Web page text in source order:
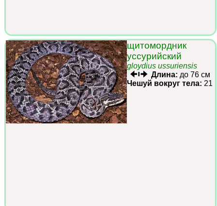
щитомордник
уссурийский
gloydius ussuriensis
Длина: до 76 см
Чешуй вокруг тела: 21